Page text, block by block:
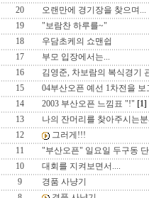
20
오랜만에 경기장을 찾으며
19
"보람찬 하루를~"
18
우담초케의 쇼맨쉽
17
부모 입장에서는...
16
김영준, 차보람의 복식경기
15
04부산오픈 예선 1차전을 보
14
2003 부산오픈 느낌표 "!" [1]
13
나의 잔머리를 찾아주시는
12
그러게!!!
11
"부산오픈" 일요일 두구동
10
대회를 지켜보면서....
9
경품 사냥기